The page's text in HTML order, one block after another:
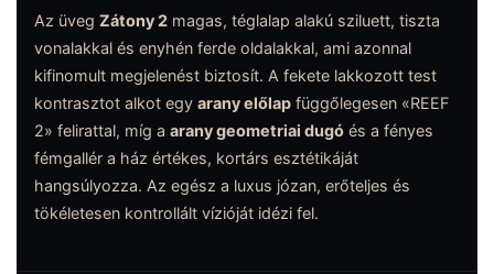
Az üveg Zátony 2 magas, téglalap alakú sziluett, tiszta
vonalakkal és enyhén ferde oldalakkal, ami azonnal
kifinomult megjelenést biztosít. A fekete lakkozott test
kontrasztot alkot egy arany előlap függőlegesen «REEF
2» felirattal, míg a arany geometriai dugó és a fényes
fémgallér a ház értékes, kortárs esztétikáját
hangsúlyozza. Az egész a luxus józan, erőteljes és
tökéletesen kontrollált vízióját idézi fel.